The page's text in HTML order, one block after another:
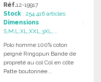
Réf.12-19917
Stock : 254 416 articles
Dimensions :
S,M,L,XL,XXL,3XL,...
Polo homme 100% coton
peigné Ringspun Bande de
propreté au col Col en côte
Patte boutonnée...